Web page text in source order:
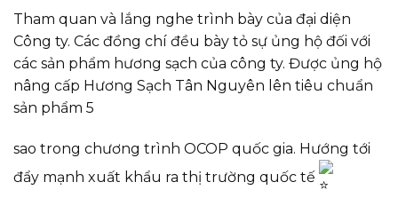
Tham quan và lắng nghe trình bày của đại diện
Công ty. Các đồng chí đều bày tỏ sự ủng hộ đối với
các sản phẩm hương sạch của công ty. Được ủng hộ
nâng cấp Hương Sạch Tân Nguyên lên tiêu chuẩn
sản phẩm 5
sao trong chương trình OCOP quốc gia. Hướng tới
đẩy mạnh xuất khẩu ra thị trường quốc tế